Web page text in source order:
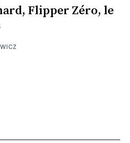
Flipper Zéro, le